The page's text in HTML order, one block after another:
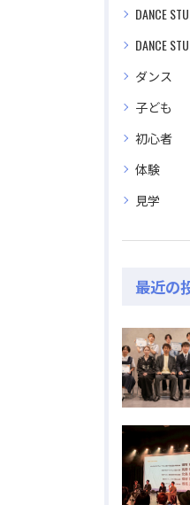
DANCE
DANCE
ダンス
子ども
初心者
体験
見学
最近の
公式ラジオ番組「ダン
公式ラジオ番組「ダン